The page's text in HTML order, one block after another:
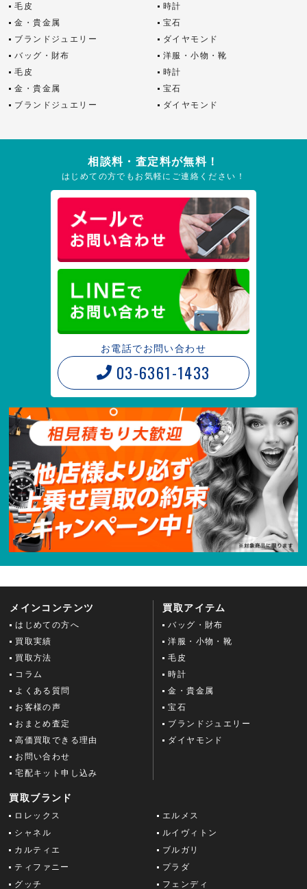
毛皮
時計
金・貴金属
宝石
ブランドジュエリー
ダイヤモンド
バッグ・財布
洋服・小物・靴
毛皮
時計
金・貴金属
宝石
ブランドジュエリー
ダイヤモンド
相談料・査定料が無料！
はじめての方でもお気軽にご連絡ください！
お電話でお問い合わせ
03-6361-1433
メインコンテンツ
はじめての方へ
買取実績
買取方法
コラム
よくある質問
お客様の声
おまとめ査定
高価買取できる理由
お問い合わせ
宅配キット申し込み
買取アイテム
バッグ・財布
洋服・小物・靴
毛皮
時計
金・貴金属
宝石
ブランドジュエリー
ダイヤモンド
買取ブランド
ロレックス
エルメス
シャネル
ルイヴィトン
カルティエ
ブルガリ
ティファニー
プラダ
グッチ
フェンディ